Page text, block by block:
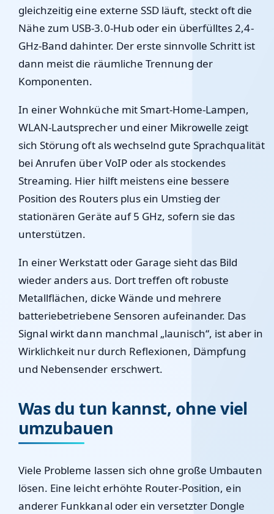
gleichzeitig eine externe SSD läuft, steckt oft die
Nähe zum USB-3.0-Hub oder ein überfülltes 2,4-
GHz-Band dahinter. Der erste sinnvolle Schritt ist
dann meist die räumliche Trennung der
Komponenten.
In einer Wohnküche mit Smart-Home-Lampen,
WLAN-Lautsprecher und einer Mikrowelle zeigt
sich Störung oft als wechselnd gute Sprachqualität
bei Anrufen über VoIP oder als stockendes
Streaming. Hier hilft meistens eine bessere
Position des Routers plus ein Umstieg der
stationären Geräte auf 5 GHz, sofern sie das
unterstützen.
In einer Werkstatt oder Garage sieht das Bild
wieder anders aus. Dort treffen oft robuste
Metallflächen, dicke Wände und mehrere
batteriebetriebene Sensoren aufeinander. Das
Signal wirkt dann manchmal „launisch“, ist aber in
Wirklichkeit nur durch Reflexionen, Dämpfung
und Nebensender erschwert.
Was du tun kannst, ohne viel
umzubauen
Viele Probleme lassen sich ohne große Umbauten
lösen. Eine leicht erhöhte Router-Position, ein
anderer Funkkanal oder ein versetzter Dongle